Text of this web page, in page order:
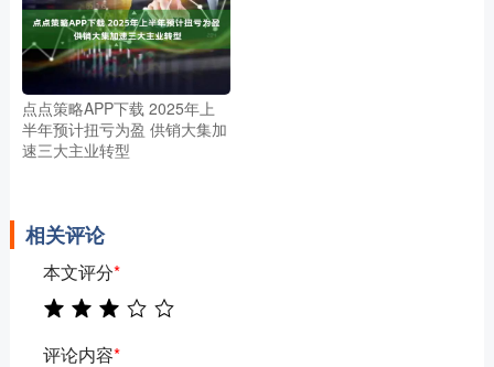
点点策略APP下载 2025年上
半年预计扭亏为盈 供销大集加
速三大主业转型
相关评论
本文评分*
评论内容*